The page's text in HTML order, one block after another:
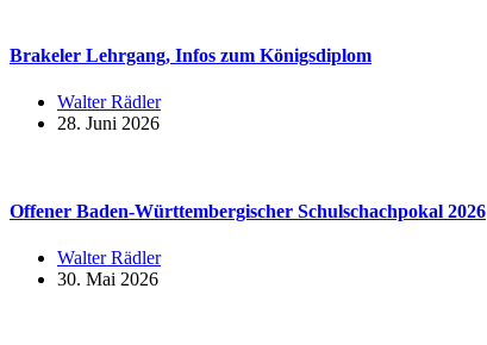
Brakeler Lehrgang, Infos zum Königsdiplom
Walter Rädler
28. Juni 2026
Offener Baden-Württembergischer Schulschachpokal 2026
Walter Rädler
30. Mai 2026